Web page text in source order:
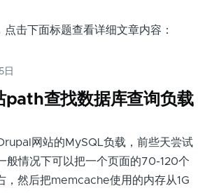
击下面标题查看详细文章内容：
日
查找数据库查询负载
网站的MySQL负载，前些天尝试
情况下可以把一个页面的70-120个
，然后把memcache使用的内存从1G